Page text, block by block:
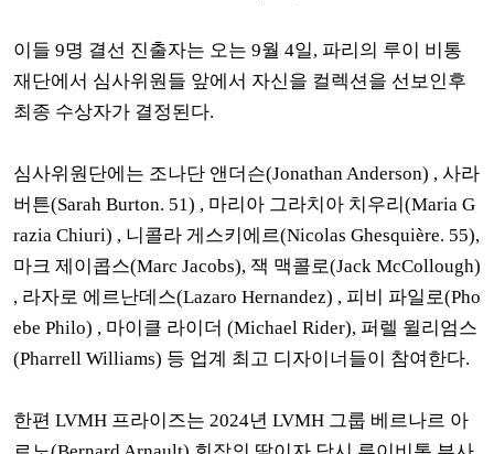
이들 9명 결선 진출자는 오는 9월 4일, 파리의 루이 비통
재단에서 심사위원들 앞에서 자신을 컬렉션을 선보인후
최종 수상자가 결정된다.
심사위원단에는 조나단 앤더슨(Jonathan Anderson) , 사라
버튼(Sarah Burton. 51) , 마리아 그라치아 치우리(Maria G
razia Chiuri) , 니콜라 게스키에르(Nicolas Ghesquière. 55),
마크 제이콥스(Marc Jacobs), 잭 맥콜로(Jack McCollough)
, 라자로 에르난데스(Lazaro Hernandez) , 피비 파일로(Pho
ebe Philo) , 마이클 라이더 (Michael Rider), 퍼렐 윌리엄스
(Pharrell Williams) 등 업계 최고 디자이너들이 참여한다.
한편 LVMH 프라이즈는 2024년 LVMH 그룹 베르나르 아